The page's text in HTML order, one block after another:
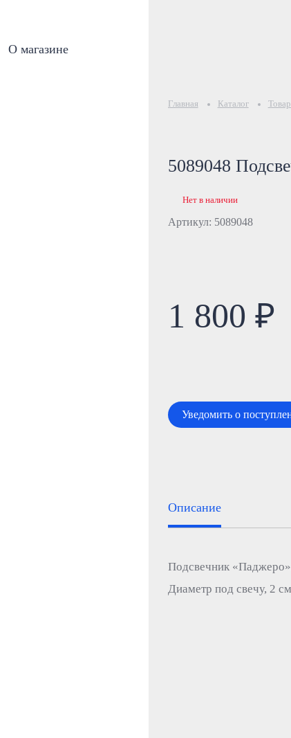
О магазине
Главная Каталог
5089048
Артикул: 5089048
Нет в наличии
1 800 ₽
Уведомить о
Описание
Подсвечник
Диаметр под свечу, 2 см